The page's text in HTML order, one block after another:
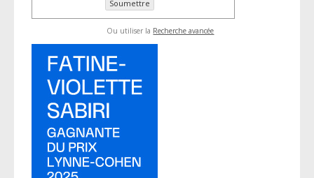
Ou utiliser la Recherche avancée